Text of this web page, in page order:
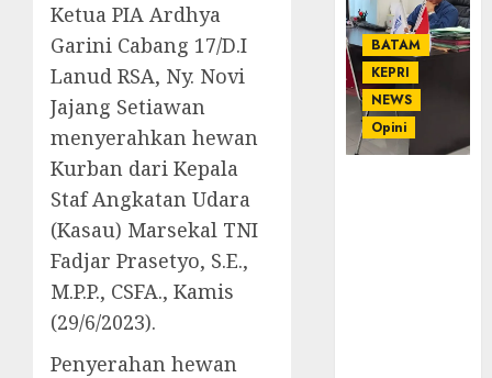
Ketua PIA Ardhya
Garini Cabang 17/D.I
Lanud RSA, Ny. Novi
Jajang Setiawan
menyerahkan hewan
Kurban dari Kepala
Staf Angkatan Udara
(Kasau) Marsekal TNI
Fadjar Prasetyo, S.E.,
M.P.P., CSFA., Kamis
(29/6/2023).
Penyerahan hewan
BATAM
KEPRI
NEWS
Opini